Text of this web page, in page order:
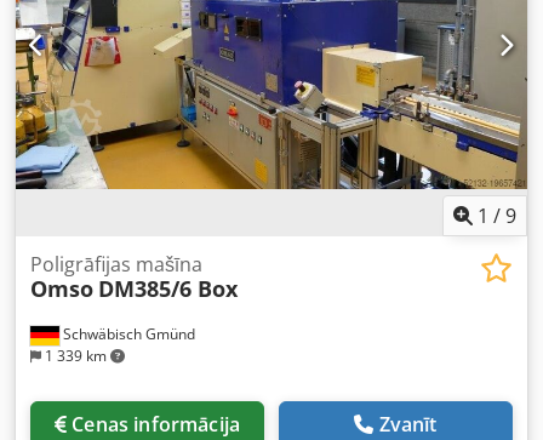
1 /9
Schwäbisch Gmünd
1 339 km
Poligrāfijas mašīna
Omso DM385/6 Box
Cenas informācija Zvanīt